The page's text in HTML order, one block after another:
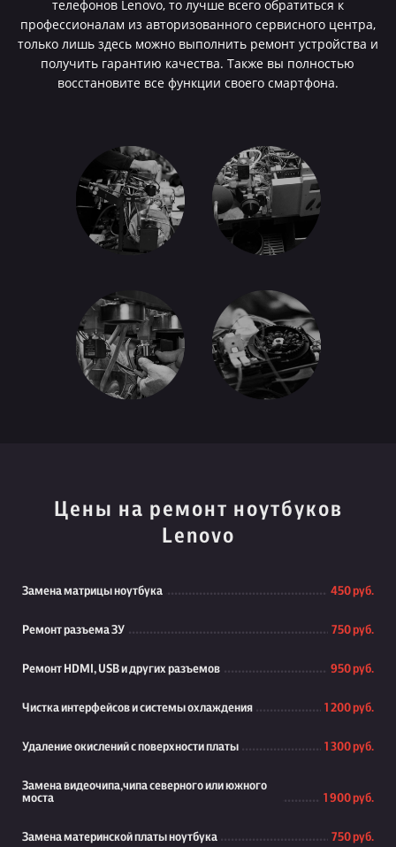
телефонов Lenovo, то лучше всего обратиться к
профессионалам из авторизованного сервисного центра,
только лишь здесь можно выполнить ремонт устройства и
получить гарантию качества. Также вы полностью
восстановите все функции своего смартфона.
Цены на ремонт ноутбуков
Lenovo
Замена матрицы ноутбука 450 руб.
Ремонт разъема ЗУ 750 руб.
Ремонт HDMI, USB и других разъемов 950 руб.
Чистка интерфейсов и системы охлаждения 1 200 руб.
Удаление окислений с поверхности платы 1 300 руб.
Замена видеочипа,чипа северного или южного
моста
1 900 руб.
Замена материнской платы ноутбука 750 руб.